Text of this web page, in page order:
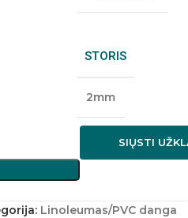
STORIS
2mm
SIŲSTI
Linoleumas/PVC danga